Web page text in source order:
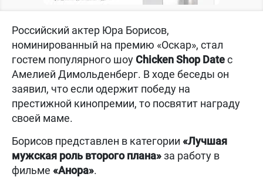
Российский актер Юра Борисов,
номинированный на премию «Оскар», стал
гостем популярного шоуChicken Shop Dateс
Амелией Димольденберг. В ходе беседы он
заявил, что если одержит победу на
престижной кинопремии, то посвятит награду
своей маме.
Борисов представлен в категории «Лучшая
мужская роль второго плана»за работу в
фильме «Анора».